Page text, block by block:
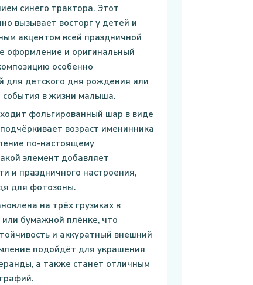
синего трактора. Этот
вызывает восторг у детей и
акцентом всей праздничной
оформление и оригинальный
особенно
для детского дня рождения или
события в жизни малыша.
фольгированный шар в виде
возраст именинника
по-настоящему
элемент добавляет
и праздничного настроения,
для фотозоны.
на трёх грузиках в
бумажной плёнке, что
и аккуратный внешний
подойдёт для украшения
а также станет отличным